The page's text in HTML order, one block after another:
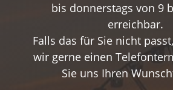
bis donnerstags von 9
erreichbar.
Falls das für Sie nicht
wir gerne einen
Sie uns Ihren